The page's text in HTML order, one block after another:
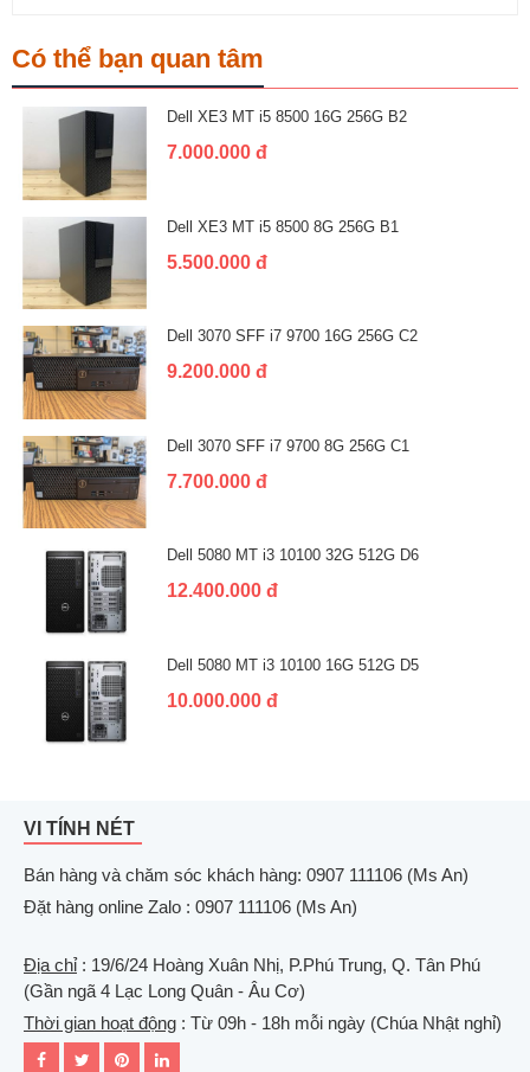
Có thể bạn quan tâm
Dell XE3 MT i5 8500 16G 256G B2
7.000.000 đ
Dell XE3 MT i5 8500 8G 256G B1
5.500.000 đ
Dell 3070 SFF i7 9700 16G 256G C2
9.200.000 đ
Dell 3070 SFF i7 9700 8G 256G C1
7.700.000 đ
Dell 5080 MT i3 10100 32G 512G D6
12.400.000 đ
Dell 5080 MT i3 10100 16G 512G D5
10.000.000 đ
VI TÍNH NÉT
Bán hàng và chăm sóc khách hàng: 0907 111106 (Ms An)
Đặt hàng online Zalo : 0907 111106 (Ms An)
Địa chỉ: 19/6/24 Hoàng Xuân Nhị, P.Phú Trung, Q. Tân Phú
(Gần ngã 4 Lạc Long Quân - Âu Cơ)
Thời gian hoạt động : Từ 09h - 18h mỗi ngày (Chúa Nhật nghỉ)